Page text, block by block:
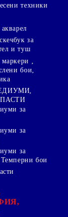
техники
за
и туш
,
бои,
за
за
за
бои